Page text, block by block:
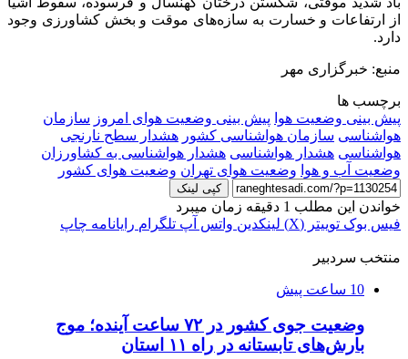
از ارتفاعات و خسارت به سازه‌های موقت و بخش کشاورزی وجود
دارد.
منبع: خبرگزاری مهر
برچسب ها
پیش بینی وضعیت هوا پیش بینی وضعیت هوای امروز سازمان
هواشناسی سازمان هواشناسی کشور هشدار سطح نارنجی
هواشناسی هشدار هواشناسی هشدار هواشناسی به کشاورزان
وضعیت آب و هوا وضعیت هوای تهران وضعیت هوای کشور
کپی لینک
خواندن این مطلب 1 دقیقه زمان میبرد
فیس بوک توییتر (X) لینکدین واتس آپ تلگرام رایانامه چاپ
منتخب سردبیر
10 ساعت پیش
وضعیت جوی کشور در ۷۲ ساعت آینده؛ موج
بارش‌های تابستانه در راه ۱۱ استان